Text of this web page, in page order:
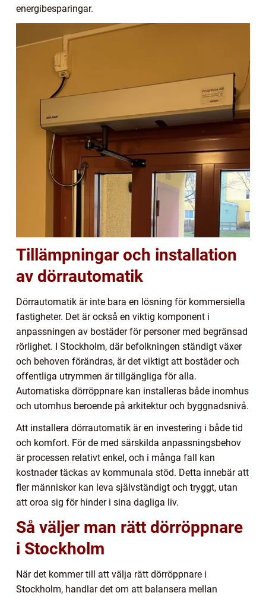
energibesparingar.
Tillämpningar och installation
av dörrautomatik
Dörrautomatik är inte bara en lösning för kommersiella
fastigheter. Det är också en viktig komponent i
anpassningen av bostäder för personer med begränsad
rörlighet. I Stockholm, där befolkningen ständigt växer
och behoven förändras, är det viktigt att bostäder och
offentliga utrymmen är tillgängliga för alla.
Automatiska dörröppnare kan installeras både inomhus
och utomhus beroende på arkitektur och byggnadsnivå.
Att installera dörrautomatik är en investering i både tid
och komfort. För de med särskilda anpassningsbehov
är processen relativt enkel, och i många fall kan
kostnader täckas av kommunala stöd. Detta innebär att
fler människor kan leva självständigt och tryggt, utan
att oroa sig för hinder i sina dagliga liv.
Så väljer man rätt dörröppnare
i Stockholm
När det kommer till att välja rätt dörröppnare i
Stockholm, handlar det om att balansera mellan